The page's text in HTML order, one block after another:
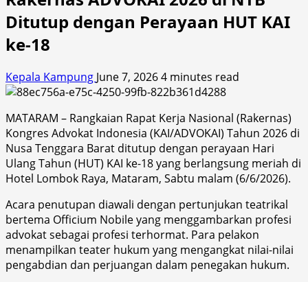
Ditutup dengan Perayaan HUT KAI
ke-18
Kepala Kampung June 7, 20264 minutes read
MATARAM – Rangkaian Rapat Kerja Nasional (Rakernas)
Kongres Advokat Indonesia (KAI/ADVOKAI) Tahun 2026 di
Nusa Tenggara Barat ditutup dengan perayaan Hari
Ulang Tahun (HUT) KAI ke-18 yang berlangsung meriah di
Hotel Lombok Raya, Mataram, Sabtu malam (6/6/2026).
Acara penutupan diawali dengan pertunjukan teatrikal
bertema Officium Nobile yang menggambarkan profesi
advokat sebagai profesi terhormat. Para pelakon
menampilkan teater hukum yang mengangkat nilai-nilai
pengabdian dan perjuangan dalam penegakan hukum.